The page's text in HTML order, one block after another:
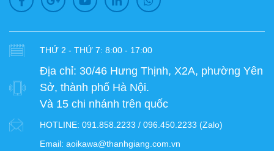
THỨ 2 - THỨ 7: 8:00 - 17:00
Địa chỉ: 30/46 Hưng Thịnh, X2A, phường Yên
Sở, thành phố Hà Nội.
Và 15 chi nhánh trên quốc
HOTLINE: 091.858.2233 / 096.450.2233 (Zalo)
Email: aoikawa@thanhgiang.com.vn